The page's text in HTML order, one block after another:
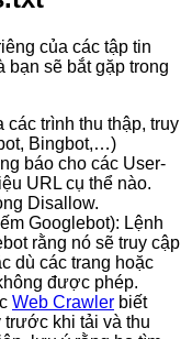
của các tập tin
bạn sẽ bắt gặp trong
các trình thu thập, truy
Bingbot,…)
báo cho các User-
URL cụ thể nào.
Disallow.
Googlebot): Lệnh
rằng nó sẽ truy cập
dù các trang hoặc
được phép.
Web Crawler biết
khi tải và thu